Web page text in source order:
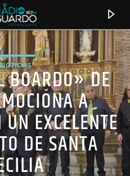
NOTICIAS
BOARDO» DE
A
EXCELENTE
DE SANTA